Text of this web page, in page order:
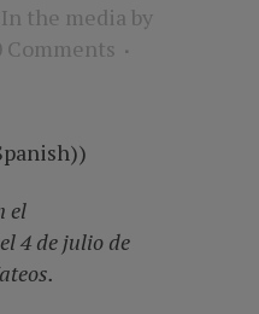
In the media by
Comments
el
el 4 de julio de